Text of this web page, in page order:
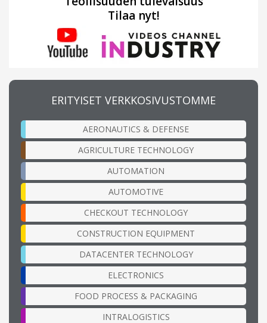
Tilaa nyt!
ERITYISET VERKKOSIVUSTOMME
AERONAUTICS & DEFENSE
AGRICULTURE TECHNOLOGY
AUTOMATION
AUTOMOTIVE
CHECKOUT TECHNOLOGY
CONSTRUCTION EQUIPMENT
DATACENTER TECHNOLOGY
ELECTRONICS
FOOD PROCESS & PACKAGING
INTRALOGISTICS